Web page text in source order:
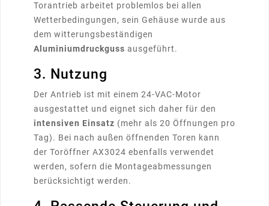
Torantrieb arbeitet problemlos bei allen
Wetterbedingungen, sein Gehäuse wurde aus
dem witterungsbeständigen
Aluminiumdruckguss ausgeführt.
3. Nutzung
Der Antrieb ist mit einem 24-VAC-Motor
ausgestattet und eignet sich daher für den
intensiven Einsatz (mehr als 20 Öffnungen pro
Tag). Bei nach außen öffnenden Toren kann
der Toröffner AX3024 ebenfalls verwendet
werden, sofern die Montageabmessungen
berücksichtigt werden.